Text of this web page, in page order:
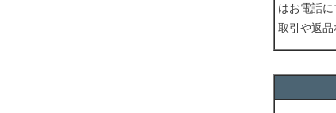
はお電話に
取引や返品